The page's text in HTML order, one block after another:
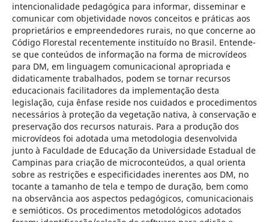
intencionalidade pedagógica para informar, disseminar e
comunicar com objetividade novos conceitos e práticas aos
proprietários e empreendedores rurais, no que concerne ao
Código Florestal recentemente instituído no Brasil. Entende-
se que conteúdos de informação na forma de microvídeos
para DM, em linguagem comunicacional apropriada e
didaticamente trabalhados, podem se tornar recursos
educacionais facilitadores da implementação desta
legislação, cuja ênfase reside nos cuidados e procedimentos
necessários à proteção da vegetação nativa, à conservação e
preservação dos recursos naturais. Para a produção dos
microvídeos foi adotada uma metodologia desenvolvida
junto à Faculdade de Educação da Universidade Estadual de
Campinas para criação de microconteúdos, a qual orienta
sobre as restrições e especificidades inerentes aos DM, no
tocante a tamanho de tela e tempo de duração, bem como
na observância aos aspectos pedagógicos, comunicacionais
e semióticos. Os procedimentos metodológicos adotados